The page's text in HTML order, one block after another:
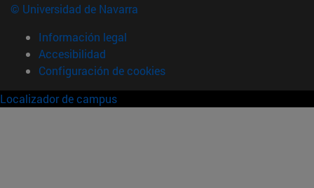
© Universidad de Navarra
Información legal
Accesibilidad
Configuración de cookies
Localizador de campus